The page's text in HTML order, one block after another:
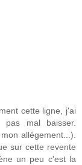
cette ligne, j'ai
mal baisser.
allégement...).
sur cette revente
un peu c'est la